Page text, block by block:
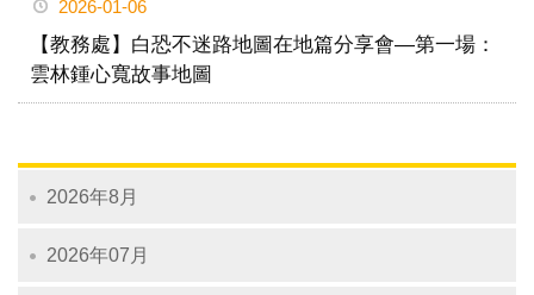
2026-01-06
【教務處】白恐不迷路地圖在地篇分享會—第一場：
雲林鍾心寬故事地圖
2026年8月
2026年07月